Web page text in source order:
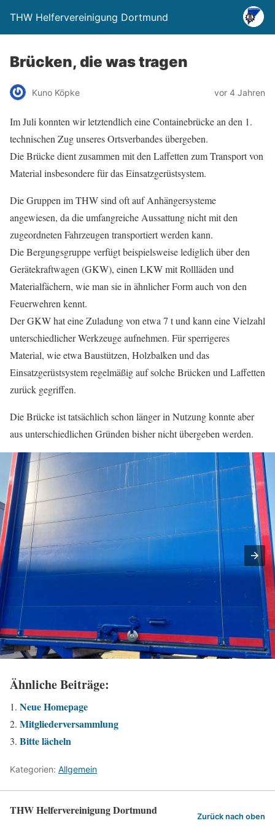
THW Helfervereinigung Dortmund
Brücken, die was tragen
Kuno Köpke vor 4 Jahren
Im Juli konnten wir letztendlich eine Containebrücke an den 1.
technischen Zug unseres Ortsverbandes übergeben.
Die Brücke dient zusammen mit den Laffetten zum Transport von
Material insbesondere für das Einsatzgerüstsystem.
Die Gruppen im THW sind oft auf Anhängersysteme
angewiesen, da die umfangreiche Aussattung nicht mit den
zugeordneten Fahrzeugen transportiert werden kann.
Die Bergungsgruppe verfügt beispielsweise lediglich über den
Gerätekraftwagen (GKW), einen LKW mit Rollläden und
Materialfächern, wie man sie in ähnlicher Form auch von den
Feuerwehren kennt.
Der GKW hat eine Zuladung von etwa 7 t und kann eine Vielzahl
unterschiedlicher Werkzeuge aufnehmen. Für sperrigeres
Material, wie etwa Baustützen, Holzbalken und das
Einsatzgerüstsystem regelmäßig auf solche Brücken und Laffetten
zurück gegriffen.
Die Brücke ist tatsächlich schon länger in Nutzung konnte aber
aus unterschiedlichen Gründen bisher nicht übergeben werden.
Ähnliche Beiträge:
Neue Homepage
Mitgliederversammlung
Bitte lächeln
Kategorien: Allgemein
THW Helfervereinigung Dortmund Zurück nach oben